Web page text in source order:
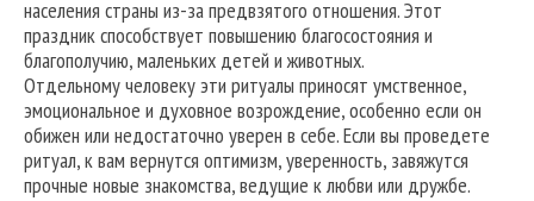
населения страны из-за предвзятого отношения. Этот
праздник способствует повышению благосостояния и
благополучию, маленьких детей и животных.
Отдельному человеку эти ритуалы приносят умственное,
эмоциональное и духовное возрождение, особенно если он
обижен или недостаточно уверен в себе. Если вы проведете
ритуал, к вам вернутся оптимизм, уверенность, завяжутся
прочные новые знакомства, ведущие к любви или дружбе.